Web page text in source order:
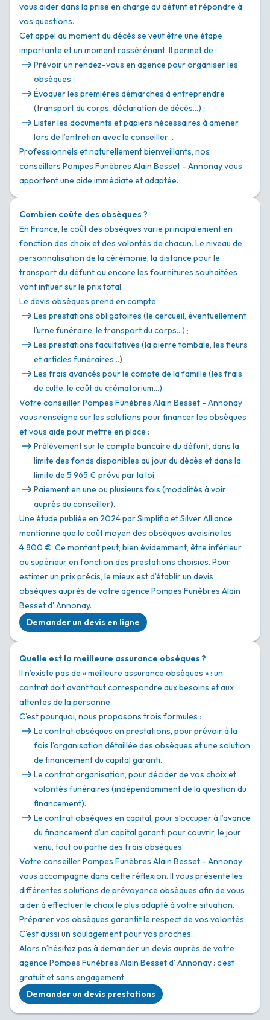
vous aider dans la prise en charge du défunt et répondre à
vos questions.
Cet appel au moment du décès se veut être une étape
importante et un moment rassérénant. Il permet de :
Prévoir un rendez-vous en agence pour organiser les
obsèques ;
Évoquer les premières démarches à entreprendre
(transport du corps, déclaration de décès…) ;
Lister les documents et papiers nécessaires à amener
lors de l’entretien avec le conseiller…
Professionnels et naturellement bienveillants, nos
conseillers Pompes Funèbres Alain Besset - Annonay vous
apportent une aide immédiate et adaptée.
Combien coûte des obsèques ?
En France, le coût des obsèques varie principalement en
fonction des choix et des volontés de chacun. Le niveau de
personnalisation de la cérémonie, la distance pour le
transport du défunt ou encore les fournitures souhaitées
vont influer sur le prix total.
Le devis obsèques prend en compte :
Les prestations obligatoires (le cercueil, éventuellement
l’urne funéraire, le transport du corps…) ;
Les prestations facultatives (la pierre tombale, les fleurs
et articles funéraires…) ;
Les frais avancés pour le compte de la famille (les frais
de culte, le coût du crématorium…).
Votre conseiller Pompes Funèbres Alain Besset - Annonay
vous renseigne sur les solutions pour financer les obsèques
et vous aide pour mettre en place :
Prélèvement sur le compte bancaire du défunt, dans la
limite des fonds disponibles au jour du décès et dans la
limite de 5 965 € prévu par la loi.
Paiement en une ou plusieurs fois (modalités à voir
auprès du conseiller).
Une étude publiée en 2024 par Simplifia et Silver Alliance
mentionne que le coût moyen des obsèques avoisine les
4 800 €. Ce montant peut, bien évidemment, être inférieur
ou supérieur en fonction des prestations choisies. Pour
estimer un prix précis, le mieux est d’établir un devis
obsèques auprès de votre agence Pompes Funèbres Alain
Besset d' Annonay.
Demander un devis en ligne
Quelle est la meilleure assurance obsèques ?
Il n’existe pas de « meilleure assurance obsèques » : un
contrat doit avant tout correspondre aux besoins et aux
attentes de la personne.
C’est pourquoi, nous proposons trois formules :
Le contrat obsèques en prestations, pour prévoir à la
fois l’organisation détaillée des obsèques et une solution
de financement du capital garanti.
Le contrat organisation, pour décider de vos choix et
volontés funéraires (indépendamment de la question du
financement).
Le contrat obsèques en capital, pour s’occuper à l’avance
du financement d’un capital garanti pour couvrir, le jour
venu, tout ou partie des frais obsèques.
Votre conseiller Pompes Funèbres Alain Besset - Annonay
vous accompagne dans cette réflexion. Il vous présente les
différentes solutions de prévoyance obsèques afin de vous
aider à effectuer le choix le plus adapté à votre situation.
Préparer vos obsèques garantit le respect de vos volontés.
C’est aussi un soulagement pour vos proches.
Alors n’hésitez pas à demander un devis auprès de votre
agence Pompes Funèbres Alain Besset d' Annonay : c’est
gratuit et sans engagement.
Demander un devis prestations